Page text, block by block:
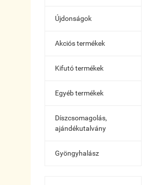
Újdonságok
Akciós termékek
Kifutó termékek
Egyéb termékek
Díszcsomagolás,
ajándékutalvány
Gyöngyhalász